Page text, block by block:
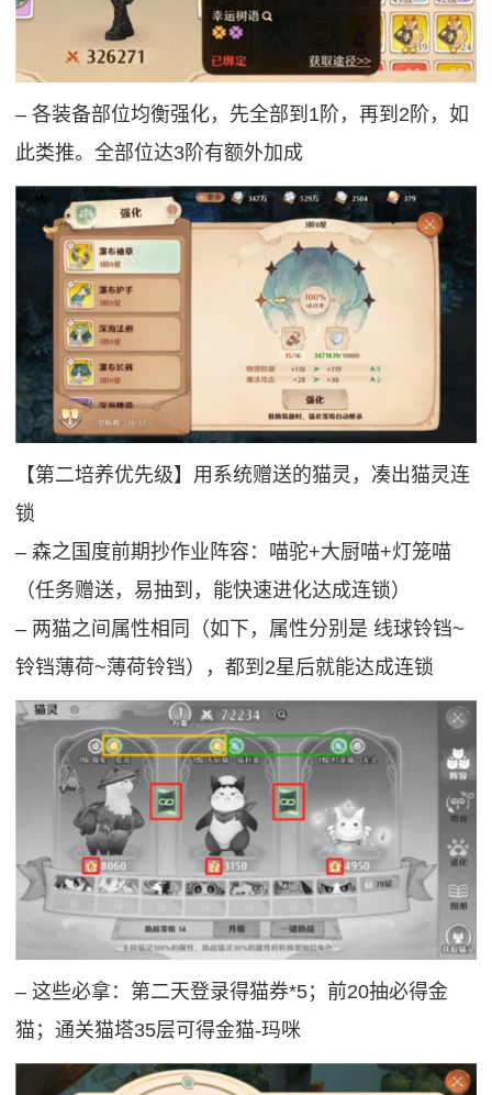
‒ 各装备部位均衡强化，先全部到1阶，再到2阶，如
此类推。全部位达3阶有额外加成
【第二培养优先级】用系统赠送的猫灵，凑出猫灵连
锁
‒ 森之国度前期抄作业阵容：喵驼+大厨喵+灯笼喵
（任务赠送，易抽到，能快速进化达成连锁）
‒ 两猫之间属性相同（如下，属性分别是 线球铃铛~
铃铛薄荷~薄荷铃铛），都到2星后就能达成连锁
‒ 这些必拿：第二天登录得猫券*5；前20抽必得金
猫；通关猫塔35层可得金猫-玛咪